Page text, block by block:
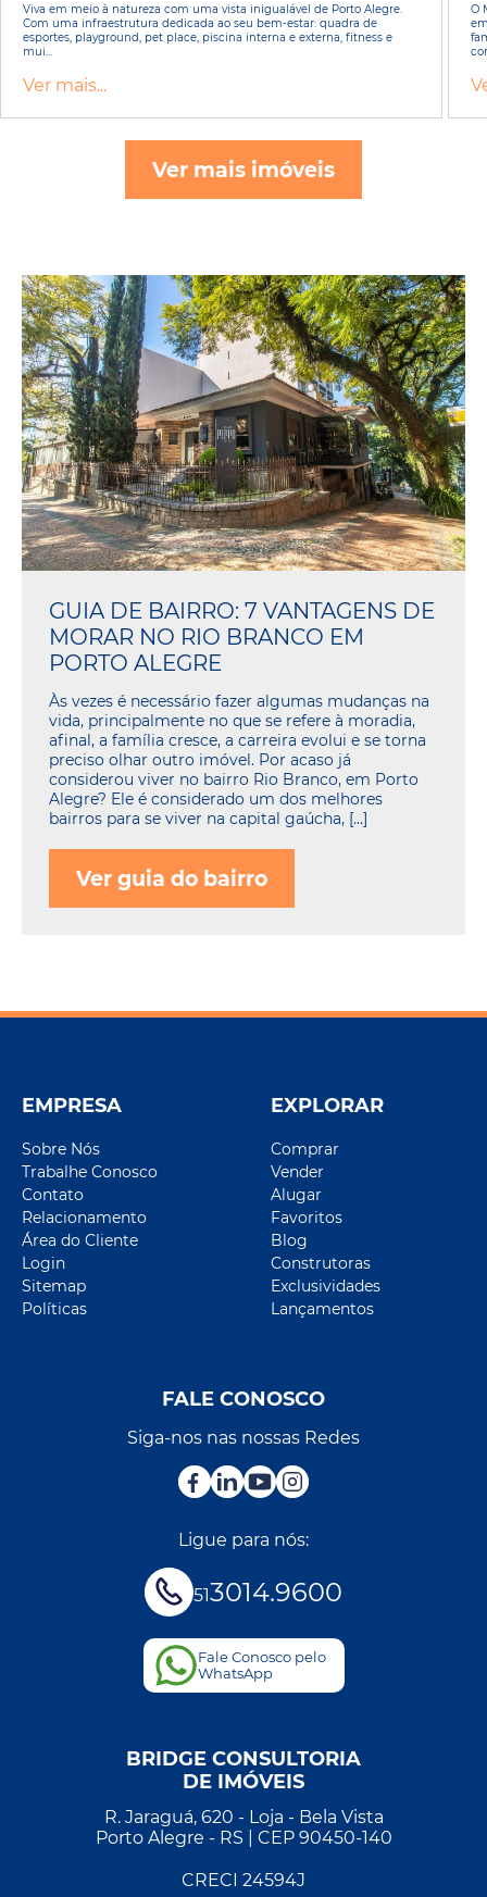
Viva em meio à natureza com uma vista inigualável de Porto Alegre.
Com uma infraestrutura dedicada ao seu bem-estar: quadra de
esportes, playground, pet place, piscina interna e externa, fitness e
mui...
Ver mais...
O
Ver mais imóveis
GUIA DE BAIRRO: 7 VANTAGENS DE
MORAR NO RIO BRANCO EM
PORTO ALEGRE
Às vezes é necessário fazer algumas mudanças na
vida, principalmente no que se refere à moradia,
afinal, a família cresce, a carreira evolui e se torna
preciso olhar outro imóvel. Por acaso já
considerou viver no bairro Rio Branco, em Porto
Alegre? Ele é considerado um dos melhores
bairros para se viver na capital gaúcha, […]
Ver guia do bairro
EMPRESA
Sobre Nós
Trabalhe Conosco
Contato
Relacionamento
Área do Cliente
Login
Sitemap
Políticas
EXPLORAR
Comprar
Vender
Alugar
Favoritos
Blog
Construtoras
Exclusividades
Lançamentos
FALE CONOSCO
Siga-nos nas nossas Redes
Ligue para nós:
513014.9600
Fale Conosco pelo
WhatsApp
BRIDGE CONSULTORIA
DE IMÓVEIS
R. Jaraguá, 620 - Loja - Bela Vista
Porto Alegre - RS | CEP 90450-140
CRECI 24594J